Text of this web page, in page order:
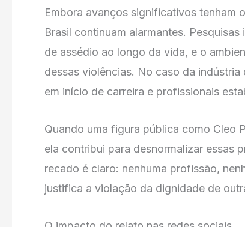
Embora avanços significativos tenham
Brasil continuam alarmantes.
de assédio ao longo da vida, e o
dessas violências. No caso da
em início de carreira e profissionais
Quando uma figura pública como Cleo
ela contribui para desnormalizar essas
recado é claro: nenhuma profissão,
justifica a violação da dignidade de